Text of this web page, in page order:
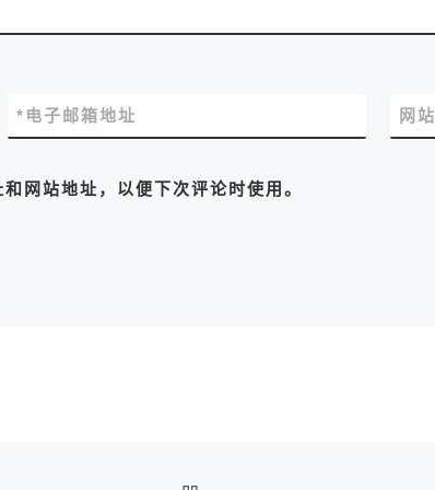
电子邮箱地址
* 网
网站地址，以便下次评论时使用。